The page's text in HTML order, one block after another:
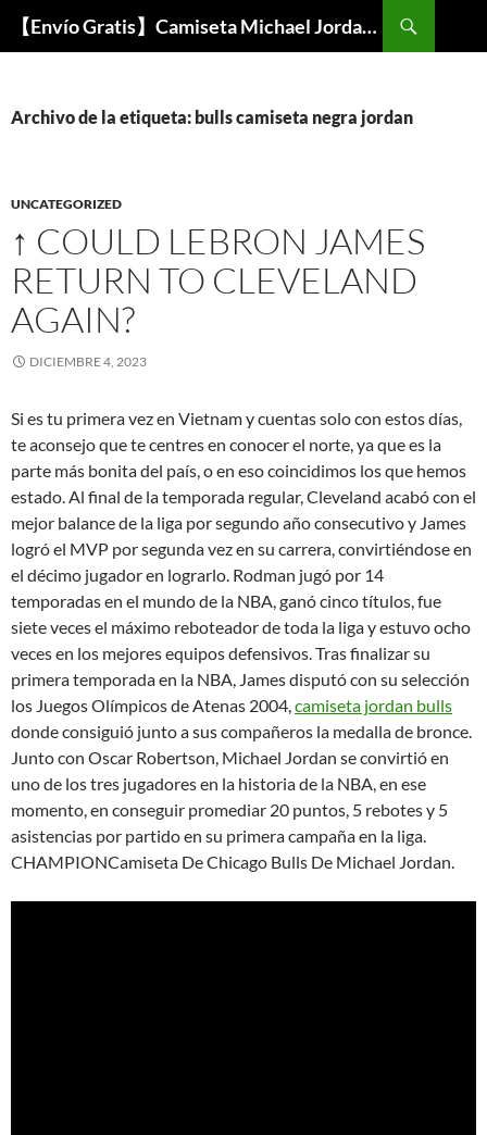
【Envío Gratis】Camiseta Michael Jordan NBA Barata
Buscar
Archivo de la etiqueta: bulls camiseta negra jordan
UNCATEGORIZED
↑ COULD LEBRON JAMES
RETURN TO CLEVELAND
AGAIN?
DICIEMBRE 4, 2023
Si es tu primera vez en Vietnam y cuentas solo con estos días,
te aconsejo que te centres en conocer el norte, ya que es la
parte más bonita del país, o en eso coincidimos los que hemos
estado. Al final de la temporada regular, Cleveland acabó con el
mejor balance de la liga por segundo año consecutivo y James
logró el MVP por segunda vez en su carrera, convirtiéndose en
el décimo jugador en lograrlo. Rodman jugó por 14
temporadas en el mundo de la NBA, ganó cinco títulos, fue
siete veces el máximo reboteador de toda la liga y estuvo ocho
veces en los mejores equipos defensivos. Tras finalizar su
primera temporada en la NBA, James disputó con su selección
los Juegos Olímpicos de Atenas 2004,camiseta jordan bulls
donde consiguió junto a sus compañeros la medalla de bronce.
Junto con Oscar Robertson, Michael Jordan se convirtió en
uno de los tres jugadores en la historia de la NBA, en ese
momento, en conseguir promediar 20 puntos, 5 rebotes y 5
asistencias por partido en su primera campaña en la liga.
CHAMPIONCamiseta De Chicago Bulls De Michael Jordan.